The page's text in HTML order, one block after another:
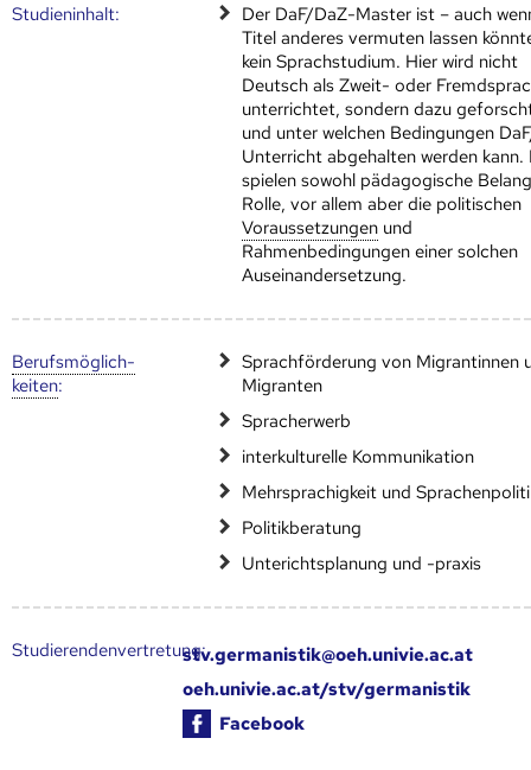
Studien­inhalt:
Der DaF/DaZ-Master ist – auch
Titel anderes vermuten lassen
kein Sprachstudium. Hier wird nicht
Deutsch als Zweit- oder
unterrichtet, sondern dazu
und unter welchen Bedingungen
Unterricht abgehalten werden kann.
spielen sowohl pädagogische
Rolle, vor allem aber die politischen
Voraus­setzungen und
Rahmenbedingungen einer solchen
Auseinandersetzung.
Berufs­möglich­
keiten:
Sprachförderung von Migrantinnen
Migranten
Spracherwerb
interkulturelle Kommunikation
Mehrsprachigkeit und
Politikberatung
Unterichtsplanung und -praxis
Studierendenvertretung:stv.germanistik@oeh.univie.ac.at
oeh.univie.ac.at/stv/germanistik
Facebook